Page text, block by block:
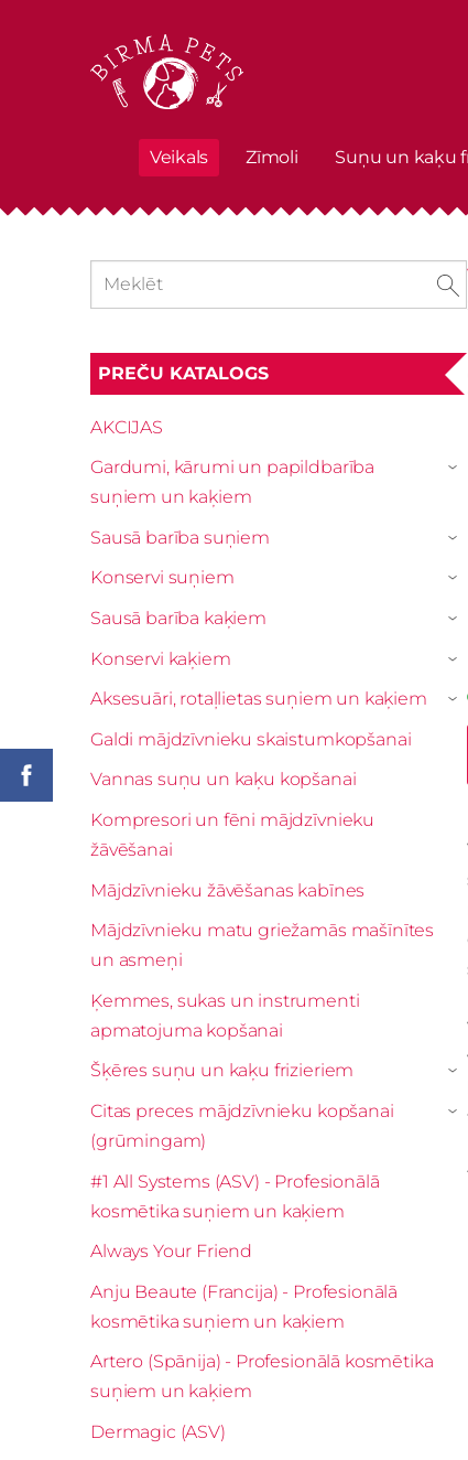
Veikals Zīmoli Suņu un kaķu
PREČU KATALOGS
AKCIJAS
Gardumi, kārumi un papildbarība
suņiem un kaķiem
›
Sausā barība suņiem ›
Konservi suņiem ›
Sausā barība kaķiem ›
Konservi kaķiem ›
Aksesuāri, rotaļlietas suņiem un kaķiem ›
Galdi mājdzīvnieku skaistumkopšanai
Vannas suņu un kaķu kopšanai
Kompresori un fēni mājdzīvnieku
žāvēšanai
Mājdzīvnieku žāvēšanas kabīnes
Mājdzīvnieku matu griežamās mašīnītes
un asmeņi
Ķemmes, sukas un instrumenti
apmatojuma kopšanai
Šķēres suņu un kaķu frizieriem
›
Citas preces mājdzīvnieku kopšanai
(grūmingam)
›
#1 All Systems (ASV) - Profesionālā
kosmētika suņiem un kaķiem
Always Your Friend
Anju Beaute (Francija) - Profesionālā
kosmētika suņiem un kaķiem
Artero (Spānija) - Profesionālā kosmētika
suņiem un kaķiem
Dermagic (ASV)